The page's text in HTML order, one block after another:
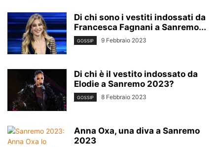
Di chi sono i vestiti indossati da
Francesca Fagnani a Sanremo...
GOSSIP 9 Febbraio 2023
Di chi è il vestito indossato da
Elodie a Sanremo 2023?
GOSSIP 8 Febbraio 2023
Anna Oxa, una diva a Sanremo
2023